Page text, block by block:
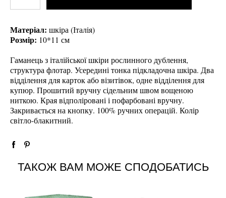
Матеріал: шкіра (Італія)
Розмір: 10*11 см
Гаманець з італійської шкіри рослинного дублення,
структура флотар. Усередині тонка підкладочна шкіра. Два
відділення для карток або візитівок, одне відділення для
купюр. Прошитий вручну сідельним швом вощеною
ниткою. Края відполіровані і пофарбовані вручну.
Закривається на кнопку. 100% ручних операцій. Колір
світло-блакитний.
ТАКОЖ ВАМ МОЖЕ СПОДОБАТИСЬ